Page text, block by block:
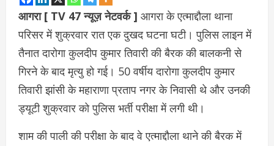
आगरा [ TV 47 न्यूज़ नेटवर्क ] आगरा के एत्माद्दौला थाना
परिसर में शुक्रवार रात एक दुखद घटना घटी। पुलिस लाइन में
तैनात दारोगा कुलदीप कुमार तिवारी की बैरक की बालकनी से
गिरने के बाद मृत्यु हो गई। 50 वर्षीय दारोगा कुलदीप कुमार
तिवारी झांसी के महाराणा प्रताप नगर के निवासी थे और उनकी
ड्यूटी शुक्रवार को पुलिस भर्ती परीक्षा में लगी थी।
शाम की पाली की परीक्षा के बाद वे एत्माद्दौला थाने की बैरक में